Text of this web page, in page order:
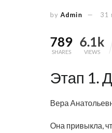
by Admin 31
789
SHARES
6.1k
VIEWS
Этап 1.
Вера
Она привыкла,